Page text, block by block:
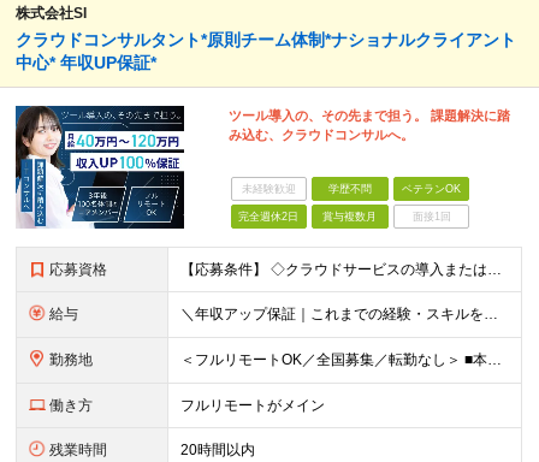
株式会社SI
クラウドコンサルタント*原則チーム体制*ナショナルクライアント
中心* 年収UP保証*
ツール導入の、その先まで担う。 課題解決に踏
み込む、クラウドコンサルへ。
未経験歓迎 学歴不問 ベテランOK
完全週休2日 賞与複数月 面接1回
応募資格 【応募条件】 ◇クラウドサービスの導入または運用経験をお持ちの方（目安2年以上） ◇マーケティング施策の設計、またはMAツールの実務経験をお持ちの方 ◇SIer・SESなどでの実務経験（目安1年以上）
給与 ＼年収アップ保証｜これまでの経験・スキルをしっかり評価します／ ■経験者（経験目安2年以上）月給35万円以上 ■即戦力（経験目安5年以上）月給50万円以上 ■ベテラン（経験目安10年以上）月給80万
勤務地 ＜フルリモートOK／全国募集／転勤なし＞ ■本社 東京都千代田区九段南1-5-6 りそな九段ビル5F ■プロジェクト先 都内23区を中心に1都3県のプロジェクト先 ※勤務地は希望を考慮いたします
働き方 フルリモートがメイン
残業時間 20時間以内